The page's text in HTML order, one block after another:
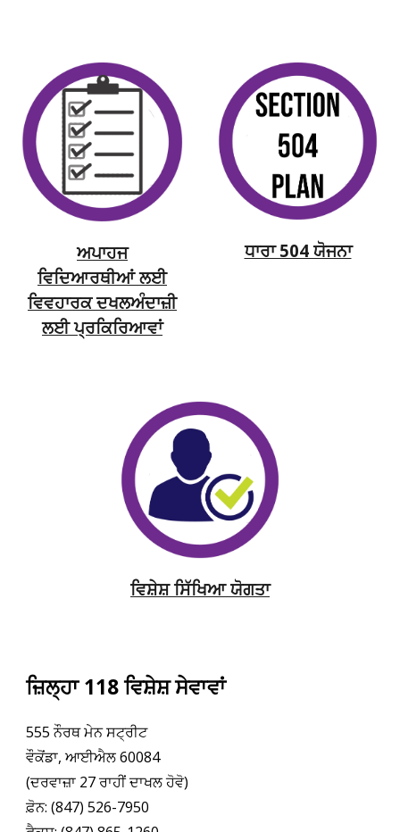
ਅਪਾਹਜ
ਵਿਦਿਆਰਥੀਆਂ ਲਈ
ਵਿਵਹਾਰਕ ਦਖਲਅੰਦਾਜ਼ੀ
ਲਈ ਪ੍ਰਕਿਰਿਆਵਾਂ
ਧਾਰਾ 504 ਯੋਜਨਾ
ਵਿਸ਼ੇਸ਼ ਸਿੱਖਿਆ ਯੋਗਤਾ
ਜ਼ਿਲ੍ਹਾ 118 ਵਿਸ਼ੇਸ਼ ਸੇਵਾਵਾਂ
555 ਨੌਰਥ ਮੇਨ ਸਟ੍ਰੀਟ
ਵੌਕੋਂਡਾ, ਆਈਐਲ 60084
(ਦਰਵਾਜ਼ਾ 27 ਰਾਹੀਂ ਦਾਖਲ ਹੋਵੋ)
ਫ਼ੋਨ: (847) 526-7950